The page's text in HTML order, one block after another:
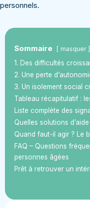
personnels.
Sommaire masquer
1. Des difficultés
2. Une perte
3. Un isolement social
Tableau récapitulatif :
Liste complète des
Quelles solutions
Quand faut-il agir ? Le
FAQ – Questions
personnes âgées
Prêt à retrouver un